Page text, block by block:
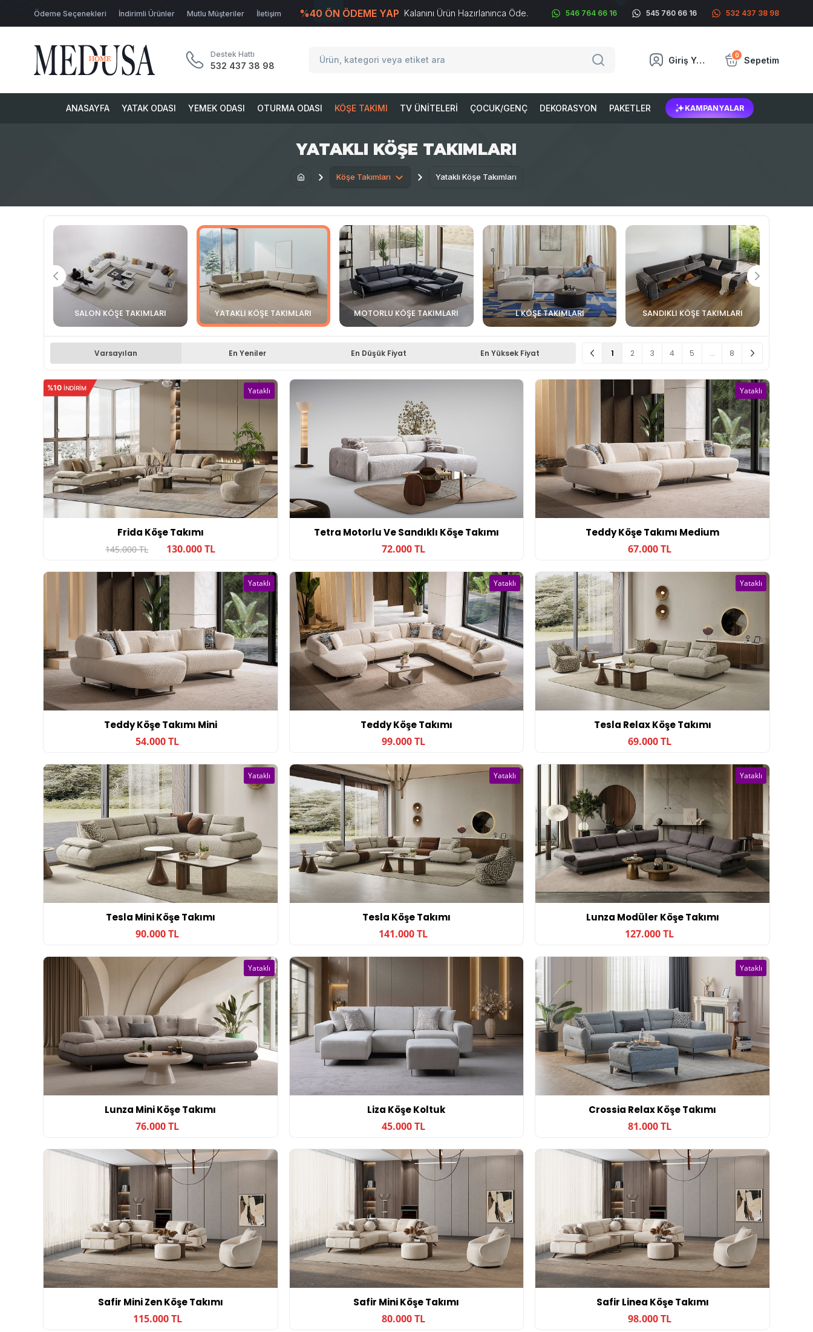
Ödeme Seçenekleri İndirimli Ürünler Mutlu Müşteriler İletişim %40 ÖN ÖDEME YAP Kalanını Ürün Hazırlanınca Öde. 546 764 66 16 545 760 66 16 532 437 38 98
Destek Hattı
532 437 38 98
Giriş Yap 0 Sepetim
ANASAYFA YATAK ODASI YEMEK ODASI OTURMA ODASI KÖŞE TAKIMI TV ÜNITELERI ÇOCUK/GENÇ DEKORASYON PAKETLER KAMPANYALAR
YATAKLI KÖŞE TAKIMLARI
Köşe Takımları Yataklı Köşe Takımları
SALON KÖŞE TAKIMLARI YATAKLI KÖŞE TAKIMLARI MOTORLU KÖŞE TAKIMLARI L KÖŞE TAKIMLARI SANDIKLI KÖŞE TAKIMLARI
Varsayılan En Yeniler En Düşük Fiyat En Yüksek Fiyat 1 2 3 4 5 ... 8
%10 INDIRIM
Frida Köşe Takımı
145.000 TL 130.000 TL
Yataklı
Tetra Motorlu Ve Sandıklı Köşe Takımı
72.000 TL
Teddy Köşe Takımı Medium
67.000 TL
Yataklı
Teddy Köşe Takımı Mini
54.000 TL
Yataklı
Teddy Köşe Takımı
99.000 TL
Yataklı
Tesla Relax Köşe Takımı
69.000 TL
Yataklı
Tesla Mini Köşe Takımı
90.000 TL
Yataklı
Tesla Köşe Takımı
141.000 TL
Yataklı
Lunza Modüler Köşe Takımı
127.000 TL
Yataklı
Lunza Mini Köşe Takımı
76.000 TL
Yataklı
Liza Köşe Koltuk
45.000 TL
Crossia Relax Köşe Takımı
81.000 TL
Yataklı
Safir Mini Zen Köşe Takımı
115.000 TL
Safir Mini Köşe Takımı
80.000 TL
Safir Linea Köşe Takımı
98.000 TL
T-Soft E-TicaretSistemleriyle Hazırlanmıştır.